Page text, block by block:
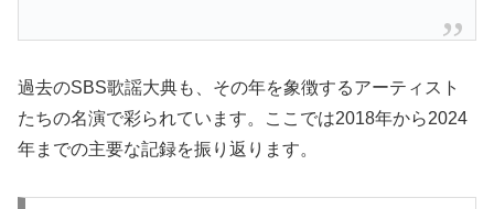
過去のSBS歌謡大典も、その年を象徴するアーティスト
たちの名演で彩られています。ここでは2018年から2024
年までの主要な記録を振り返ります。